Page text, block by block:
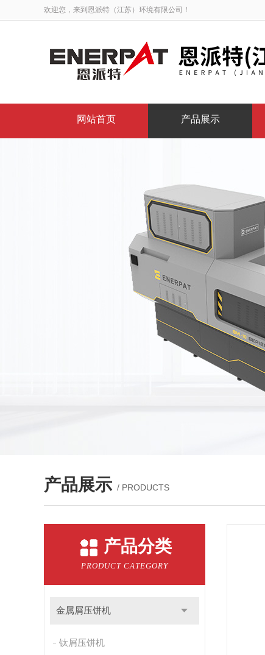
欢迎您，来到恩派特（江苏）环境有限公司！
网站首页 产品展示
产品展示 / PRODUCTS
产品分类
PRODUCT CATEGORY
金属屑压饼机
钛屑压饼机